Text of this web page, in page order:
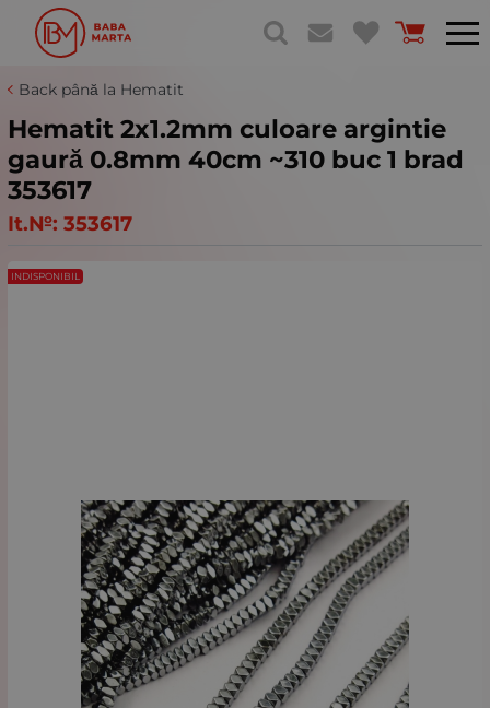
Back până la Hematit
Hematit 2x1.2mm culoare argintie
gaură 0.8mm 40cm ~310 buc 1 brad
353617
It.№: 353617
INDISPONIBIL